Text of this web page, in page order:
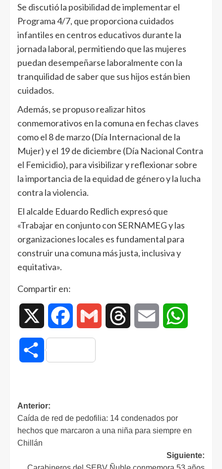
Se discutió la posibilidad de implementar el
Programa 4/7, que proporciona cuidados
infantiles en centros educativos durante la
jornada laboral, permitiendo que las mujeres
puedan desempeñarse laboralmente con la
tranquilidad de saber que sus hijos están bien
cuidados.
Además, se propuso realizar hitos
conmemorativos en la comuna en fechas claves
como el 8 de marzo (Día Internacional de la
Mujer) y el 19 de diciembre (Día Nacional Contra
el Femicidio), para visibilizar y reflexionar sobre
la importancia de la equidad de género y la lucha
contra la violencia.
El alcalde Eduardo Redlich expresó que
«Trabajar en conjunto con SERNAMEG y las
organizaciones locales es fundamental para
construir una comuna más justa, inclusiva y
equitativa».
Compartir en:
Facebook Gmail Threads Email
Compartir
Anterior:
Caída de red de pedofilia: 14 condenados por
hechos que marcaron a una niña para siempre en
Chillán
Siguiente: